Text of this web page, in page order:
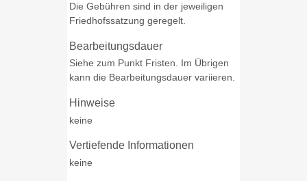
Die Gebühren sind in der jeweiligen
Friedhofssatzung geregelt.
Bearbeitungsdauer
Siehe zum Punkt Fristen. Im Übrigen
kann die Bearbeitungsdauer variieren.
Hinweise
keine
Vertiefende Informationen
keine